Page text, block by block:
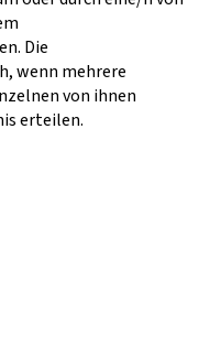
Die
wenn mehrere
von ihnen
erteilen.